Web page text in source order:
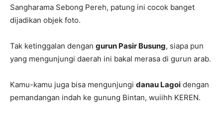
Sangharama Sebong Pereh, patung ini cocok banget
dijadikan objek foto.
Tak ketinggalan dengan gurun Pasir Busung, siapa pun
yang mengunjungi daerah ini bakal merasa di gurun arab.
Kamu-kamu juga bisa mengunjungi danau Lagoi dengan
pemandangan indah ke gunung Bintan, wuiihh KEREN.